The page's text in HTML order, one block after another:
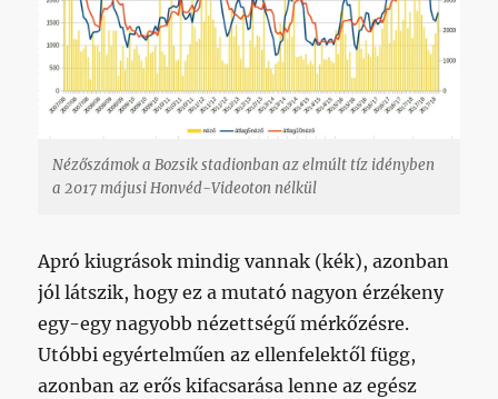
Nézőszámok a Bozsik stadionban az elmúlt tíz idényben
a 2017 májusi Honvéd-Videoton nélkül
Apró kiugrások mindig vannak (kék), azonban
jól látszik, hogy ez a mutató nagyon érzékeny
egy-egy nagyobb nézettségű mérkőzésre.
Utóbbi egyértelműen az ellenfelektől függ,
azonban az erős kifacsarása lenne az egész